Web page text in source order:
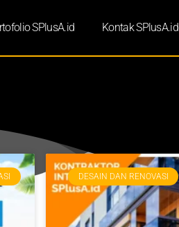
SPlusA.id Kontak SPlusA.id
DESAIN DAN RENOVASI